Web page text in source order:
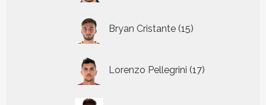
Bryan Cristante 15
producten
Lorenzo Pellegrini 17
producten